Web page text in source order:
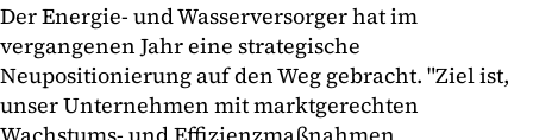
Der Energie- und Wasserversorger hat im
vergangenen Jahr eine strategische
Neupositionierung auf den Weg gebracht. "Ziel ist,
unser Unternehmen mit marktgerechten